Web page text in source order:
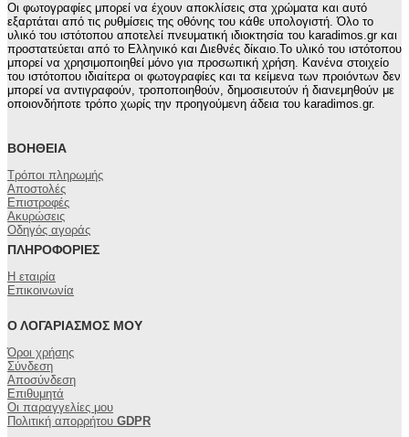
Οι φωτογραφίες μπορεί να έχουν αποκλίσεις στα χρώματα και αυτό
εξαρτάται από τις ρυθμίσεις της οθόνης του κάθε υπολογιστή. Όλο το
υλικό του ιστότοπου αποτελεί πνευματική ιδιοκτησία του karadimos.gr και
προστατεύεται από το Ελληνικό και Διεθνές δίκαιο.Το υλικό του ιστότοπου
μπορεί να χρησιμοποιηθεί μόνο για προσωπική χρήση. Κανένα στοιχείο
του ιστότοπου ιδιαίτερα οι φωτογραφίες και τα κείμενα των προιόντων δεν
μπορεί να αντιγραφούν, τροποποιηθούν, δημοσιευτούν ή διανεμηθούν με
οποιονδήποτε τρόπο χωρίς την προηγούμενη άδεια του karadimos.gr.
ΒΟΉΘΕΙΑ
Τρόποι πληρωμής
Αποστολές
Επιστροφές
Ακυρώσεις
Οδηγός αγοράς
ΠΛΗΡΟΦΟΡΊΕΣ
Η εταιρία
Επικοινωνία
Ο ΛΟΓΑΡΙΑΣΜΌΣ ΜΟΥ
Όροι χρήσης
Σύνδεση
Αποσύνδεση
Επιθυμητά
Οι παραγγελίες μου
Πολιτική απορρήτου GDPR